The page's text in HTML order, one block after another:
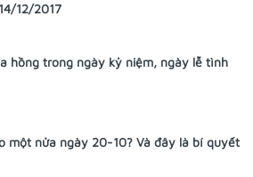
12/2017
hồng trong ngày kỷ niệm, ngày lễ tình
một nửa ngày 20-10? Và đây là bí quyết